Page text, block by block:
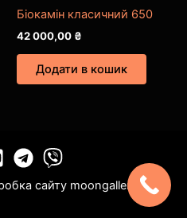
Біокамін класичний 650
42 000,00 ₴
Додати в кошик
сайту moongallery.pp.ua